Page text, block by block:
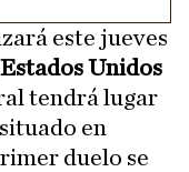
este jueves
Unidos
tendrá lugar
en
duelo se